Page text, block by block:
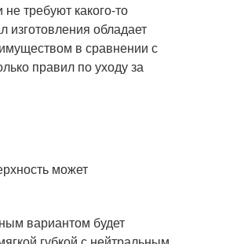
требуют какого-то
изготовления обладает
в сравнении с
правил по уходу за
может
вариантом будет